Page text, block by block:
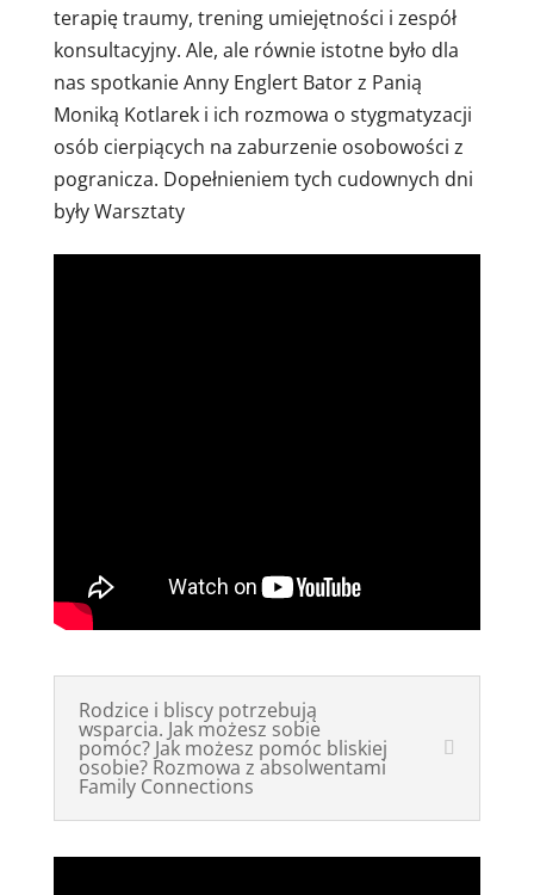
terapię traumy, trening umiejętności i zespół
konsultacyjny. Ale, ale równie istotne było dla
nas spotkanie Anny Englert Bator z Panią
Moniką Kotlarek i ich rozmowa o stygmatyzacji
osób cierpiących na zaburzenie osobowości z
pogranicza. Dopełnieniem tych cudownych dni
były Warsztaty
Rodzice i bliscy potrzebują
wsparcia. Jak możesz sobie
pomóc? Jak możesz pomóc bliskiej
osobie? Rozmowa z absolwentami
Family Connections